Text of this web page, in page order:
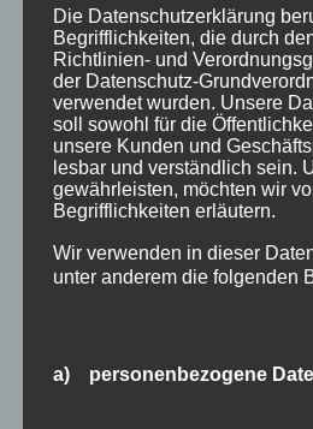
Landschaft. Mit dem
des Reiseveranstalters DB
vonHausPartale|Okt. 25, 2016
Oberstdorfer
preiswert in den Urlaub
dem Oberstdorfer
RegioNetz Verkehrs GmbH
entspannt und komfortabel
Suchen
Die Datenschutzerklärung
Begrifflichkeiten, die durch
Richtlinien- und
der Datenschutz-
verwendet wurden. Unsere
soll sowohl für die
unsere Kunden und
lesbar und verständlich sein.
gewährleisten, möchten wir
Begrifflichkeiten erläutern.
Wir verwenden in dieser
unter anderem die folgenden
a) personenbezogene